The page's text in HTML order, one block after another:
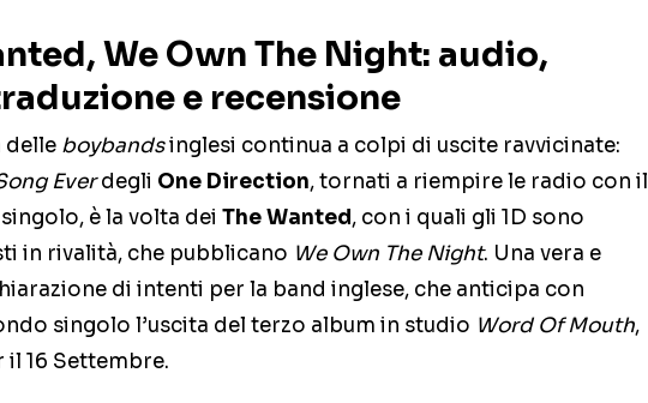
We Own The Night: audio,
e recensione
delle boybandsinglesi continua a colpi di uscite ravvicinate:
Everdegli One Direction, tornati a riempire le radio con il
è la volta dei The Wanted, con i quali gli 1D sono
in rivalità, che pubblicano We Own The Night. Una vera e
di intenti per la band inglese, che anticipa con
singolo l’uscita del terzo album in studio Word Of Mouth,
il 16 Settembre.